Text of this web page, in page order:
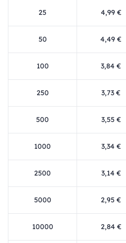
25 4,99 €
50 4,49 €
100 3,84 €
250 3,73 €
500 3,55 €
1000 3,34 €
2500 3,14 €
5000 2,95 €
10000 2,84 €